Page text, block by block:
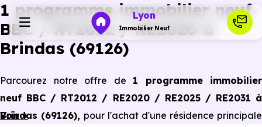
Lyon
Immobilier Neuf
1 programme immobilier neuf
BBC / RT2012 / RE2020 à
Brindas (69126)
Parcourez notre offre de 1 programme immobilier
neuf BBC / RT2012 / RE2020 / RE2025 / RE2031 à
Brindas (69126), pour l'achat d'une résidence principale
Voir +